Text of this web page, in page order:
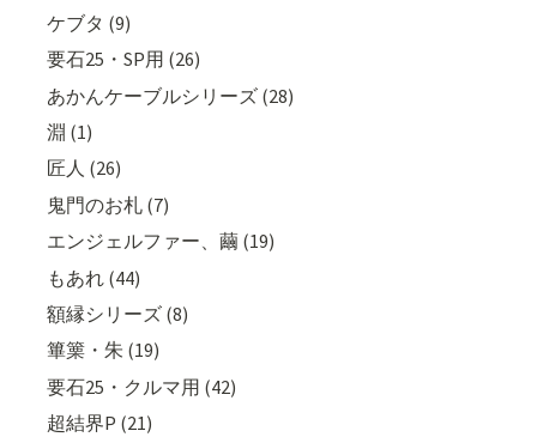
ケブタ (9)
要石25・SP用 (26)
あかんケーブルシリーズ (28)
淵 (1)
匠人 (26)
鬼門のお札 (7)
エンジェルファー、繭 (19)
もあれ (44)
額縁シリーズ (8)
篳篥・朱 (19)
要石25・クルマ用 (42)
超結界P (21)